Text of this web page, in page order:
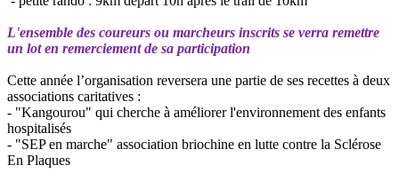
L'ensemble des coureurs ou marcheurs inscrits se verra remettre
un lot en remerciement de sa participation
Cette année l’organisation reversera une partie de ses recettes à deux
associations caritatives :
- "Kangourou" qui cherche à améliorer l'environnement des enfants
hospitalisés
- "SEP en marche" association briochine en lutte contre la Sclérose
En Plaques